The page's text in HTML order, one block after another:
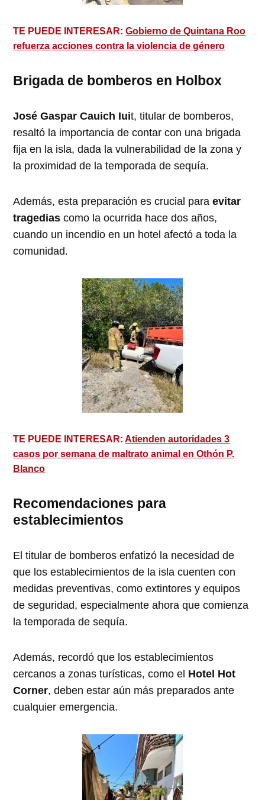
TE PUEDE INTERESAR:Gobierno de Quintana Roo
refuerza acciones contra la violencia de género
Brigada de bomberos en Holbox
José Gaspar Cauich Iuit, titular de bomberos,
resaltó la importancia de contar con una brigada
fija en la isla, dada la vulnerabilidad de la zona y
la proximidad de la temporada de sequía.
Además, esta preparación es crucial paraevitar
tragedias como la ocurrida hace dos años,
cuando un incendio en un hotel afectó a toda la
comunidad.
TE PUEDE INTERESAR:Atienden autoridades 3
casos por semana de maltrato animal en Othón P.
Blanco
Recomendaciones para
establecimientos
El titular de bomberos enfatizó la necesidad de
que los establecimientos de la isla cuenten con
medidas preventivas, como extintores y equipos
de seguridad, especialmente ahora que comienza
la temporada de sequía.
Además, recordó que los establecimientos
cercanos a zonas turísticas, como el Hotel Hot
Corner, deben estar aún más preparados ante
cualquier emergencia.